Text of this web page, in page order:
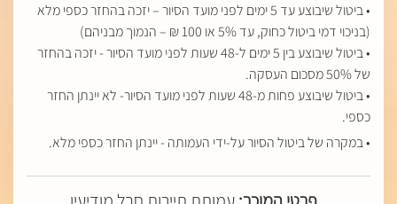
• ביטול שיבוצע עד 5 ימים לפני מועד הסיור – יזכה בהחזר כספי מלא
(בניכוי דמי ביטול כחוק, עד 5% או 100 ₪ – הנמוך מבניהם)
• ביטול שיבוצע בין 5 ימים ל-48 שעות לפני מועד הסיור - יזכה בהחזר
של 50% מסכום העסקה.
• ביטול שיבוצע פחות מ-48 שעות לפני מועד הסיור- לא יינתן החזר
כספי.
• במקרה של ביטול הסיור על-ידי העמותה - יינתן החזר כספי מלא.